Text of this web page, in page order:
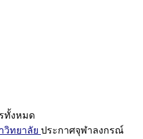
ทั้งหมด
วิทยาลัย ประกาศจุฬาลงกรณ์